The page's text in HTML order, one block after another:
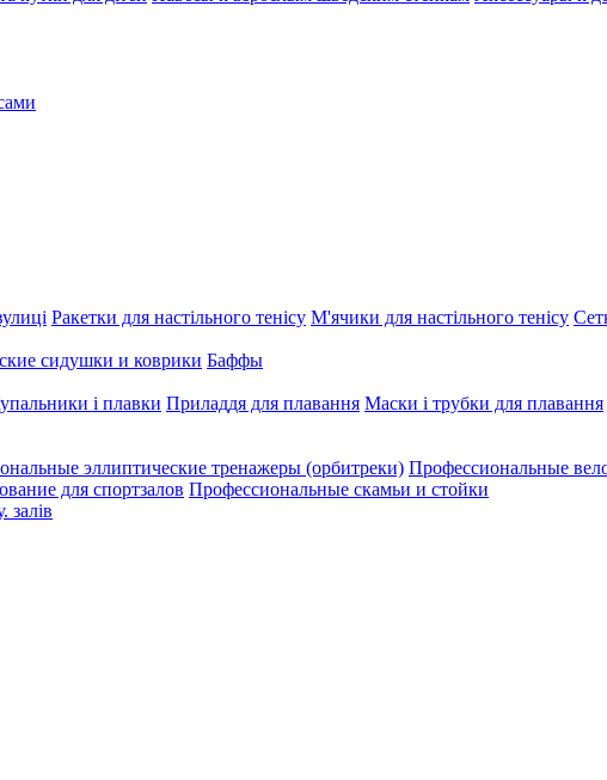
Ракетки для настільного тенісу М'ячики для настільного тенісу
сидушки и коврики Баффы
і плавки Приладдя для плавання Маски і трубки для плавання
эллиптические тренажеры (орбитреки) Профессиональные
для спортзалов Профессиональные скамьи и стойки
залів